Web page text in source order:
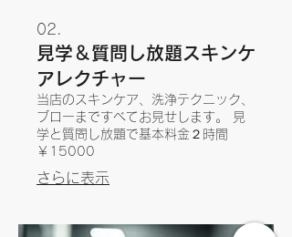
02.
見学＆質問し放題スキンケ
アレクチャー
当店のスキンケア、洗浄テクニック、
ブローまですべてお見せします。 見
学と質問し放題で基本料金２時間
￥15000
さらに表示